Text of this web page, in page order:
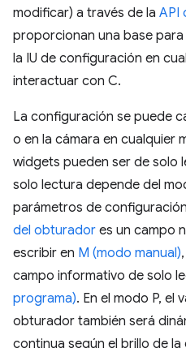
modificar) a través de la API
proporcionan una base
la IU de configuración en
interactuar con C.
La configuración se puede
o en la cámara en cualquier
widgets pueden ser de solo
solo lectura depende del
parámetros de
del obturador es un campo
escribir en M (modo manual)
campo informativo de solo
programa). En el modo P, el
obturador también será
continua según el brillo de